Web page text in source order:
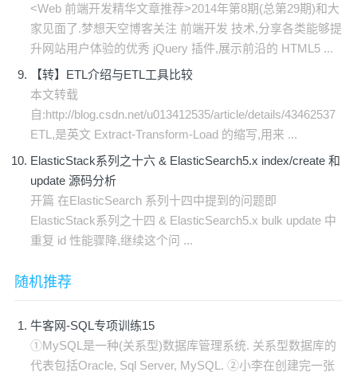
<Web 前端开发精华文章推荐>2014年第8期(总第29期)和大
家见面了.梦想天空博客关注 前端开发 技术,分享各类能够提
升网站用户体验的优秀 jQuery 插件,展示前沿的 HTML5 ...
【转】ETL介绍与ETL工具比较
本文转载
自:http://blog.csdn.net/u013412535/article/details/43462537
ETL,是英文 Extract-Transform-Load 的缩写,用来 ...
ElasticStack系列之十六 & ElasticSearch5.x index/create 和
update 源码分析
开篇 在ElasticSearch 系列十四中提到的问题即
ElasticStack系列之十四 & ElasticSearch5.x bulk update 中
重复 id 性能骤降,继续这个问 ...
随机推荐
牛客网-SQL专项训练15
①MySQL是一种(关系型)数据库管理系统. 关系型数据库的
代表包括Oracle, Sql Server, MySQL. ②小李在创建完一张